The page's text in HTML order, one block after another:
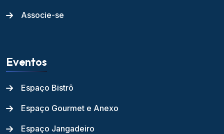
Associe-se
Eventos
Espaço Bistrô
Espaço Gourmet e Anexo
Espaço Jangadeiro